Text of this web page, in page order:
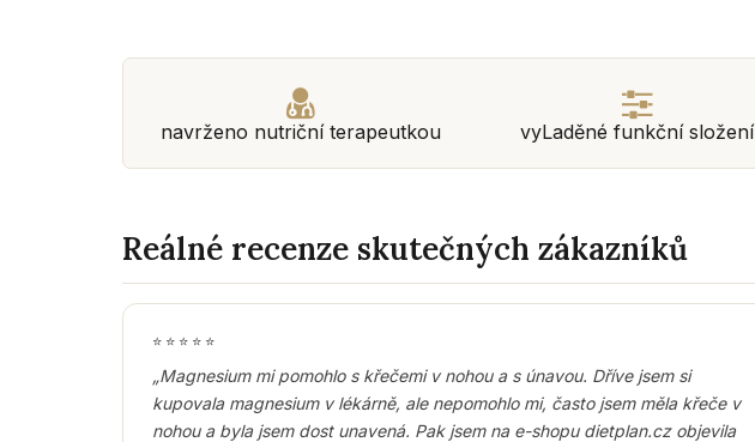
navrženo nutriční terapeutkou vyLaděné funkční složení
Reálné recenze skutečných zákazníků
⭐ ⭐ ⭐ ⭐ ⭐
„Magnesium mi pomohlo s křečemi v nohou a s únavou. Dříve jsem si
kupovala magnesium v lékárně, ale nepomohlo mi, často jsem měla křeče v
nohou a byla jsem dost unavená. Pak jsem na e-shopu dietplan.cz objevila